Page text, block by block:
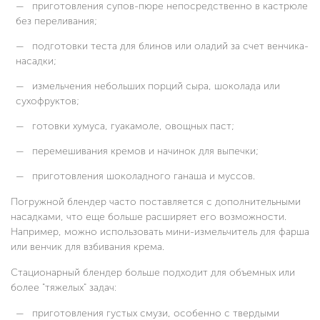
приготовления супов-пюре непосредственно в кастрюле
без переливания;
подготовки теста для блинов или оладий за счет венчика-
насадки;
измельчения небольших порций сыра, шоколада или
сухофруктов;
готовки хумуса, гуакамоле, овощных паст;
перемешивания кремов и начинок для выпечки;
приготовления шоколадного ганаша и муссов.
Погружной блендер часто поставляется с дополнительными
насадками, что еще больше расширяет его возможности.
Например, можно использовать мини-измельчитель для фарша
или венчик для взбивания крема.
Стационарный блендер больше подходит для объемных или
более "тяжелых" задач:
приготовления густых смузи, особенно с твердыми